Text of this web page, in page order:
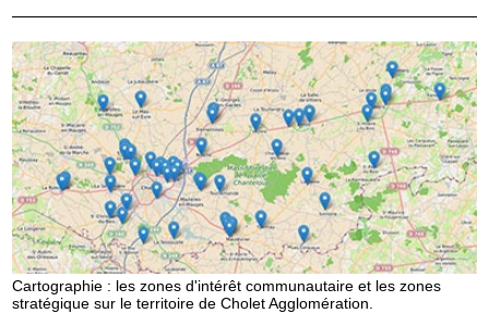
Cartographie : les zones d'intérêt communautaire et les zones
stratégique sur le territoire de Cholet Agglomération.